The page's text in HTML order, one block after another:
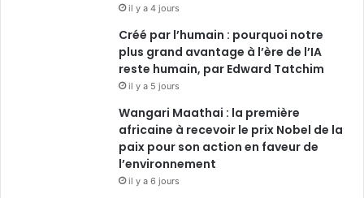
il y a 4 jours
Créé par l’humain : pourquoi notre
plus grand avantage à l’ère de l’IA
reste humain, par Edward Tatchim
il y a 5 jours
Wangari Maathai : la première
africaine à recevoir le prix Nobel de la
paix pour son action en faveur de
l’environnement
il y a 6 jours